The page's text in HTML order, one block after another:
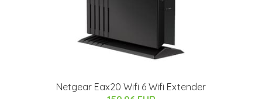
Netgear Eax20 Wifi 6 Wifi Extender